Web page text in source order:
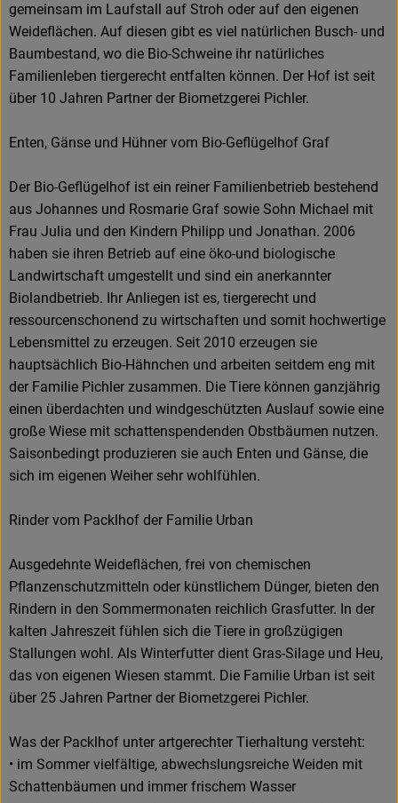
gemeinsam im Laufstall auf Stroh oder auf den eigenen
Weideflächen. Auf diesen gibt es viel natürlichen Busch- und
Baumbestand, wo die Bio-Schweine ihr natürliches
Familienleben tiergerecht entfalten können. Der Hof ist seit
über 10 Jahren Partner der Biometzgerei Pichler.
Enten, Gänse und Hühner vom Bio-Geflügelhof Graf
Der Bio-Geflügelhof ist ein reiner Familienbetrieb bestehend
aus Johannes und Rosmarie Graf sowie Sohn Michael mit
Frau Julia und den Kindern Philipp und Jonathan. 2006
haben sie ihren Betrieb auf eine öko-und biologische
Landwirtschaft umgestellt und sind ein anerkannter
Biolandbetrieb. Ihr Anliegen ist es, tiergerecht und
ressourcenschonend zu wirtschaften und somit hochwertige
Lebensmittel zu erzeugen. Seit 2010 erzeugen sie
hauptsächlich Bio-Hähnchen und arbeiten seitdem eng mit
der Familie Pichler zusammen. Die Tiere können ganzjährig
einen überdachten und windgeschützten Auslauf sowie eine
große Wiese mit schattenspendenden Obstbäumen nutzen.
Saisonbedingt produzieren sie auch Enten und Gänse, die
sich im eigenen Weiher sehr wohlfühlen.
Rinder vom Packlhof der Familie Urban
Ausgedehnte Weideflächen, frei von chemischen
Pflanzenschutzmitteln oder künstlichem Dünger, bieten den
Rindern in den Sommermonaten reichlich Grasfutter. In der
kalten Jahreszeit fühlen sich die Tiere in großzügigen
Stallungen wohl. Als Winterfutter dient Gras-Silage und Heu,
das von eigenen Wiesen stammt. Die Familie Urban ist seit
über 25 Jahren Partner der Biometzgerei Pichler.
Was der Packlhof unter artgerechter Tierhaltung versteht:
• im Sommer vielfältige, abwechslungsreiche Weiden mit
Schattenbäumen und immer frischem Wasser